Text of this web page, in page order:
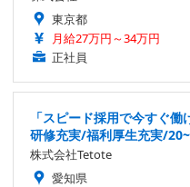
東京都
月給27万円～34万円
正社員
「スピード採用で今すぐ
研修充実/福利厚生充実/
株式会社Tetote
愛知県